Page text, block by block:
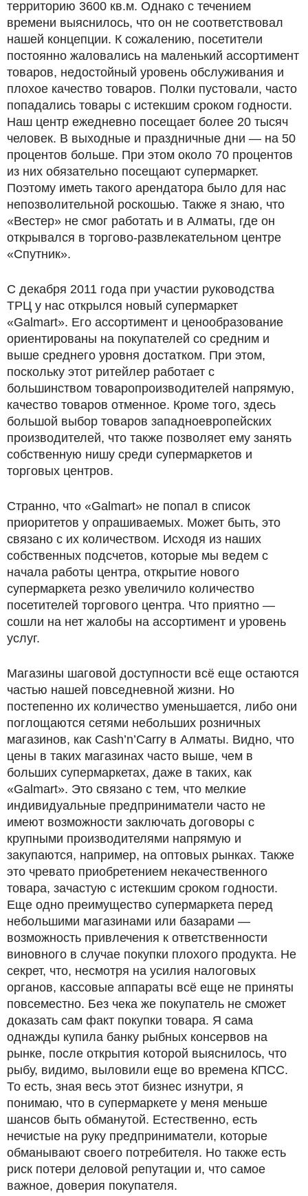
территорию 3600 кв.м. Однако с течением
времени выяснилось, что он не соответствовал
нашей концепции. К сожалению, посетители
постоянно жаловались на маленький ассортимент
товаров, недостойный уровень обслуживания и
плохое качество товаров. Полки пустовали, часто
попадались товары с истекшим сроком годности.
Наш центр ежедневно посещает более 20 тысяч
человек. В выходные и праздничные дни — на 50
процентов больше. При этом около 70 процентов
из них обязательно посещают супермаркет.
Поэтому иметь такого арендатора было для нас
непозволительной роскошью. Также я знаю, что
«Вестер» не смог работать и в Алматы, где он
открывался в торгово-развлекательном центре
«Спутник».
С декабря 2011 года при участии руководства
ТРЦ у нас открылся новый супермаркет
«Galmart». Его ассортимент и ценообразование
ориентированы на покупателей со средним и
выше среднего уровня достатком. При этом,
поскольку этот ритейлер работает с
большинством товаропроизводителей напрямую,
качество товаров отменное. Кроме того, здесь
большой выбор товаров западноевропейских
производителей, что также позволяет ему занять
собственную нишу среди супермаркетов и
торговых центров.
Странно, что «Galmart» не попал в список
приоритетов у опрашиваемых. Может быть, это
связано с их количеством. Исходя из наших
собственных подсчетов, которые мы ведем с
начала работы центра, открытие нового
супермаркета резко увеличило количество
посетителей торгового центра. Что приятно —
сошли на нет жалобы на ассортимент и уровень
услуг.
Магазины шаговой доступности всё еще остаются
частью нашей повседневной жизни. Но
постепенно их количество уменьшается, либо они
поглощаются сетями небольших розничных
магазинов, как Cash’n’Carry в Алматы. Видно, что
цены в таких магазинах часто выше, чем в
больших супермаркетах, даже в таких, как
«Galmart». Это связано с тем, что мелкие
индивидуальные предприниматели часто не
имеют возможности заключать договоры с
крупными производителями напрямую и
закупаются, например, на оптовых рынках. Также
это чревато приобретением некачественного
товара, зачастую с истекшим сроком годности.
Еще одно преимущество супермаркета перед
небольшими магазинами или базарами —
возможность привлечения к ответственности
виновного в случае покупки плохого продукта. Не
секрет, что, несмотря на усилия налоговых
органов, кассовые аппараты всё еще не приняты
повсеместно. Без чека же покупатель не сможет
доказать сам факт покупки товара. Я сама
однажды купила банку рыбных консервов на
рынке, после открытия которой выяснилось, что
рыбу, видимо, выловили еще во времена КПСС.
То есть, зная весь этот бизнес изнутри, я
понимаю, что в супермаркете у меня меньше
шансов быть обманутой. Естественно, есть
нечистые на руку предприниматели, которые
обманывают своего потребителя. Но также есть
риск потери деловой репутации и, что самое
важное, доверия покупателя.